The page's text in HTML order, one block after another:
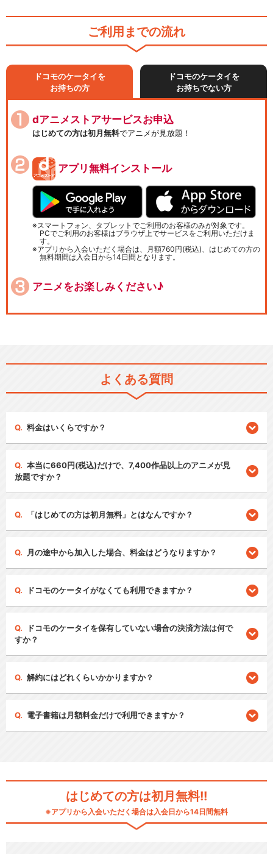
ご利用までの流れ
ドコモのケータイを
お持ちの方
ドコモのケータイを
お持ちでない方
dアニメストアサービスお申込
はじめての方は初月無料でアニメが見放題！
アプリ無料インストール
スマートフォン、タブレットでご利用のお客様のみが対象です。
PCでご利用のお客様はブラウザ上でサービスをご利用いただけま
す。
アプリから入会いただく場合は、月額760円(税込)、はじめての方の
無料期間は入会日から14日間となります。
アニメをお楽しみください♪
よくある質問
料金はいくらですか？
本当に660円(税込)だけで、7,400作品以上のアニメが見
放題ですか？
「はじめての方は初月無料」とはなんですか？
月の途中から加入した場合、料金はどうなりますか？
ドコモのケータイがなくても利用できますか？
ドコモのケータイを保有していない場合の決済方法は何で
すか？
解約にはどれくらいかかりますか？
電子書籍は月額料金だけで利用できますか？
はじめての方は初月無料!!
※アプリから入会いただく場合は入会日から14日間無料